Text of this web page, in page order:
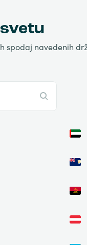
spodaj navedenih